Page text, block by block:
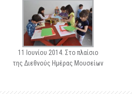
11 Ιουνίου 2014. Στο πλαίσιο
της Διεθνούς Ημέρας Μουσείων